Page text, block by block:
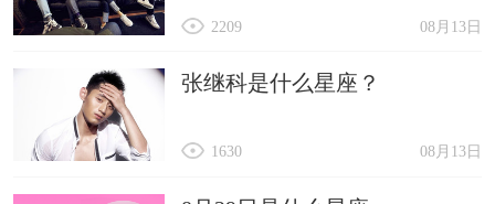
08月13日
2209
张继科是什么星座？
08月13日
1630